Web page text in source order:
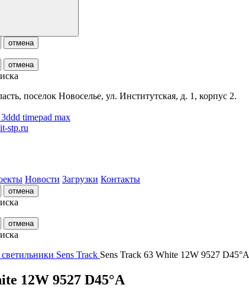
отмена
отмена
поселок Новоселье, ул. Институтская, д. 1, корпус 2.
3ddd timepad max
stp.ru
Новости Загрузки Контакты
отмена
отмена
Sens Track Sens Track 63 White 12W 9527 D45°A
12W 9527 D45°A